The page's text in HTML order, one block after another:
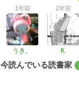
1年前
うき。
2年前
K
今読んでいる読書家